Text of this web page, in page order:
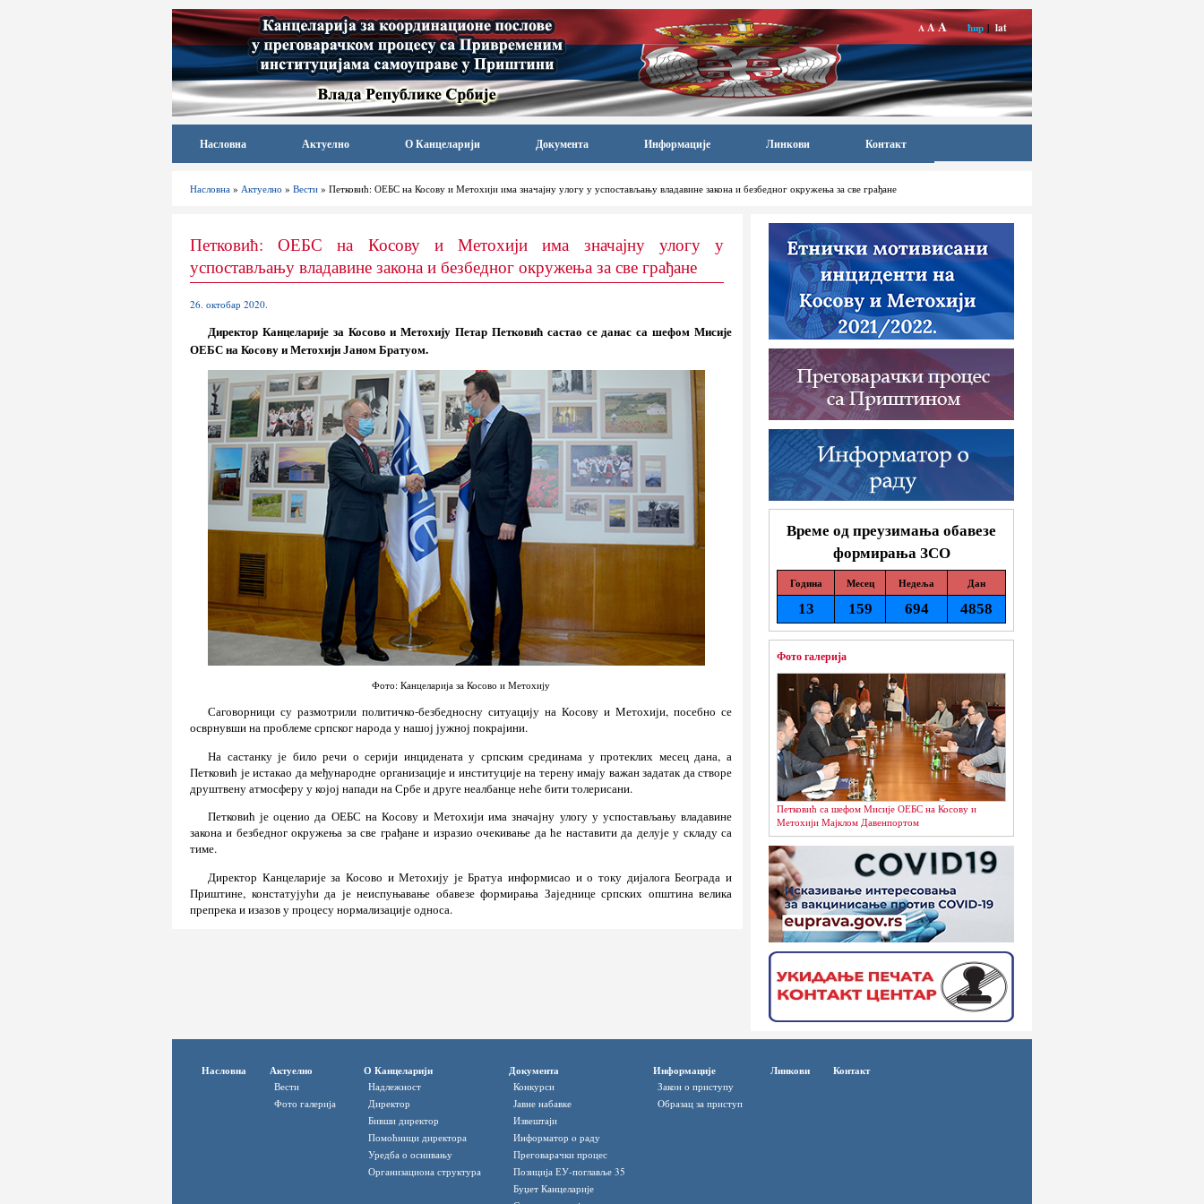
A AA ћир|lat
Насловна Актуелно О Канцеларији Документа Информације Линкови Контакт
Насловна » Актуелно » Вести » Петковић: ОЕБС на Косову и Метохији има значајну улогу у успостављању владавине закона и безбедног окружења за све грађане
Време од преузимања обавезе
формирања ЗСО
Година Месец Недеља Дан
13 159 694 4858
Фото галерија
Петковић са шефом Мисије ОЕБС на Косову и
Метохији Мајклом Давенпортом
Петковић: ОЕБС на Косову и Метохији има значајну улогу у
успостављању владавине закона и безбедног окружења за све грађане
26. октобар 2020.
Директор Канцеларије за Косово и Метохију Петар Петковић састао се данас са шефом Мисије
ОЕБС на Косову и Метохији Јаном Братуом.
Фото: Канцеларија за Косово и Метохију
Саговорници су размотрили политичко-безбедносну ситуацију на Косову и Метохији, посебно се
осврнувши на проблеме српског народа у нашој јужној покрајини.
На састанку је било речи о серији инцидената у српским срединама у протеклих месец дана, а
Петковић је истакао да међународне организације и институције на терену имају важан задатак да створе
друштвену атмосферу у којој напади на Србе и друге неалбанце неће бити толерисани.
Петковић је оценио да ОЕБС на Косову и Метохији има значајну улогу у успостављању владавине
закона и безбедног окружења за све грађане и изразио очекивање да ће наставити да делује у складу са
тиме.
Директор Канцеларије за Косово и Метохију је Братуа информисао и о току дијалога Београда и
Приштине, констатујући да је неиспуњавање обавезе формирања Заједнице српских општина велика
препрека и изазов у процесу нормализације односа.
Насловна Актуелно
Вести
Фото галерија
О Канцеларији
Надлежност
Директор
Бивши директор
Помоћници директора
Уредба о оснивању
Организациона структура
Документа
Конкурси
Јавне набавке
Извештаји
Информатор o раду
Преговарачки процес
Позиција ЕУ-поглавље 35
Буџет Канцеларије
Информације
Закон о приступу
Oбразац за приступ
Линкови Контакт